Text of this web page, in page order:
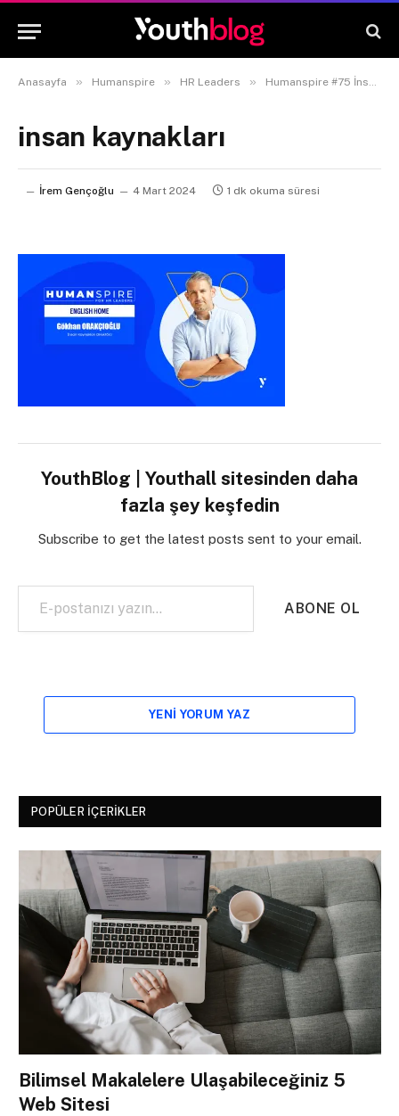
Anasayfa » Humanspire » HR Leaders » Humanspire #75 İnsan Kaynakları Direktörü Gökhan Orakçıoğlu
insan kaynakları
İrem Gençoğlu 4 Mart 2024 1 dk okuma süresi
YouthBlog | Youthall sitesinden daha
fazla şey keşfedin
Subscribe to get the latest posts sent to your email.
E-postanızı yazın…
ABONE OL
YENI YORUM YAZ
POPÜLER İÇERIKLER
Bilimsel Makalelere Ulaşabileceğiniz 5
Web Sitesi